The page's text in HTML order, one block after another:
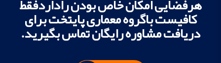
کافیست باگروه معماری پایتخت برای
دریافت مشاوره رایگان تماس بگیرید.